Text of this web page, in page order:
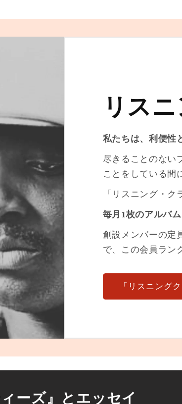
リス
私たちは、利便性
尽きることのない
ことをしている間
「リスニング・
毎月1枚のアルバ
創設メンバーの定
で、この会員ラン
「リスニング
ーズ』とエッセイ